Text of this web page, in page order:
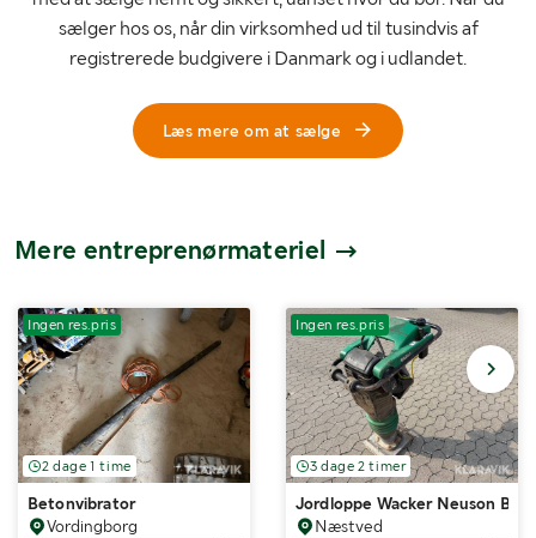
sælger hos os, når din virksomhed ud til tusindvis af
registrerede budgivere i Danmark og i udlandet.
Læs mere om at sælge
Mere entreprenørmateriel
Ingen res.pris
2 dage 1 time
Betonvibrator
Vordingborg
Ingen res.pris
3 dage 2 timer
Jordloppe Wacker Neuson
Næstved